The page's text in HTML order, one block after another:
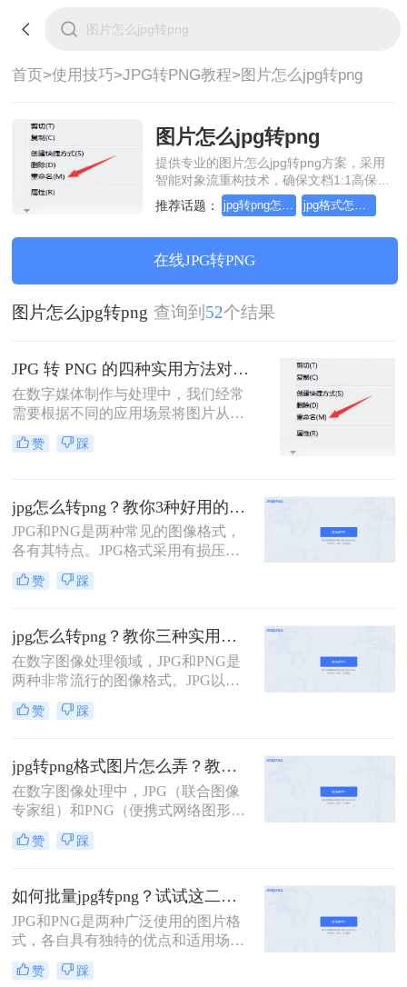
首页>使用技巧>JPG转PNG教程>图片怎么jpg转png
图片怎么jpg转png
提供专业的图片怎么jpg转png方案，采用
智能对象流重构技术，确保文档1:1高保真
还原且排版不乱码。支持一键批量处理，
全链路 SSL 加密保障隐私安全。助您快速
办公。
推荐话题： jpg转png怎么转换 jpg格式怎么转换png
在线JPG转PNG
图片怎么jpg转png 查询到 52个结果
JPG 转 PNG 的四种实用方法对比：安全、高效转换指南！
在数字媒体制作与处理中，我们经常
需要根据不同的应用场景将图片从一
种格式转换为另一种格式。例如，将
JPG 格式转为 PNG 格式，因为 PNG
等对画质和图层有较高要求的项目。
然而，面对多种转换途径，用户往往
困惑于“哪种方式最安全”“哪个工具最
量、适用场景和风险四个维度，对比
出正确决策。
赞 踩
jpg怎么转png？教你3种好用的转换方法！
JPG和PNG是两种常见的图像格式，
各有其特点。JPG格式采用有损压
缩，适用于存储照片等图像，但不支
持透明背景；PNG格式则采用无损压
空间，并支持透明背景。那么jpg怎么
转png呢？本文将介绍三种高效的JPG
转PNG方法，帮助您轻松完成文件转
换。
赞 踩
jpg怎么转png？教你三种实用转换方法！
在数字图像处理领域，JPG和PNG是
两种非常流行的图像格式。JPG以其
高效的有损压缩算法著称，适合存储
照片等色彩丰富的图像；而PNG则以
颜色深度见长，特别适用于需要高质
量图像和透明背景的设计场景。当我
们在工作中遇到需要保留图像质量的
同时获得更灵活使用方式的需求时，
往往会选择将JPG格式的图片转换为
PNG格式。那么jpg怎么转png呢？本
方法。
赞 踩
jpg转png格式图片怎么弄？教你三种高效实用转换方法！
在数字图像处理中，JPG（联合图像
专家组）和PNG（便携式网络图形）
是两种常见的图像格式。尽管它们各
自有不同的优缺点，但有时我们需要
适应不同的应用场景或优化存储空
间。那么jpg转png格式图片怎么弄
呢？本文将为您详细介绍三种将JPG
转换为PNG的方法。
赞 踩
如何批量jpg转png？试试这二种高效转换方法！
JPG和PNG是两种广泛使用的图片格
式，各自具有独特的优点和适用场
景。JPG格式因其高压缩率和较小的
文件大小而常用于存储照片，但会损
赞 踩